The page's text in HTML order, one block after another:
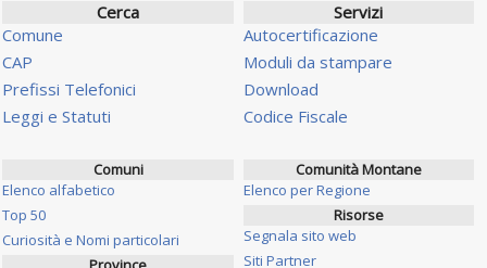
Cerca
Comune
CAP
Prefissi Telefonici
Leggi e Statuti
Servizi
Autocertificazione
Moduli da stampare
Download
Codice Fiscale
Comuni
Elenco alfabetico
Top 50
Curiosità e Nomi particolari
Comunità Montane
Elenco per Regione
Risorse
Segnala sito web
Siti Partner